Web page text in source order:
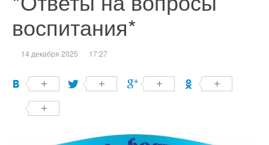
воспитания*
14 декабря 2025 17:27